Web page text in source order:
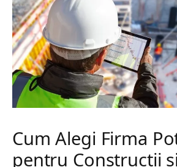
Cum Alegi Firma
pentru Construcții